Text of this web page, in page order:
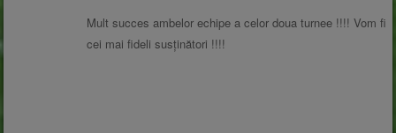
Mult succes ambelor echipe a celor doua turnee !!!! Vom fi
cei mai fideli susținători !!!!